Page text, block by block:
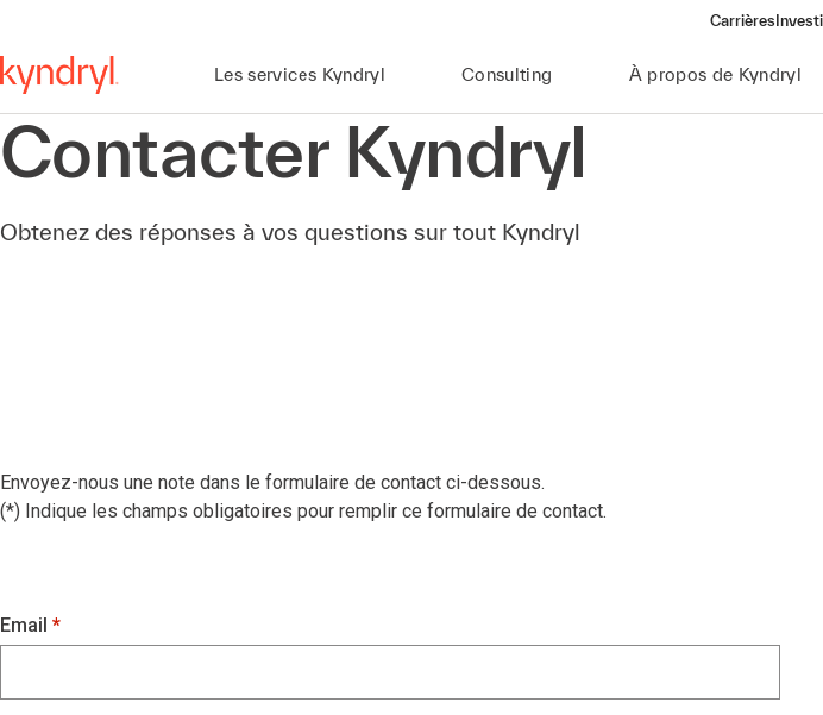
Carrières
Les services Kyndryl Consulting À propos de Kyndryl
Contacter Kyndryl
Obtenez des réponses à vos questions sur tout Kyndryl
Envoyez-nous une note dans le formulaire de contact ci-dessous.
(*) Indique les champs obligatoires pour remplir ce formulaire de contact.
Email